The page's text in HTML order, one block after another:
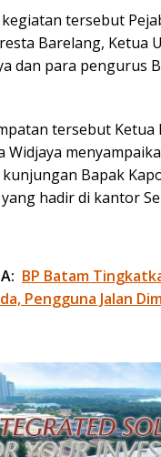
tersebut
Barelang, Ketua
dan para pengurus
tersebut Ketua
Widjaya
Bapak
hadir di kantor
BP Batam
Pengguna Jalan